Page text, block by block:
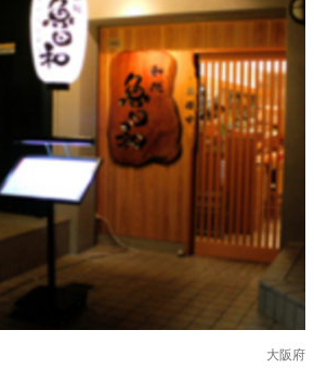
大阪府